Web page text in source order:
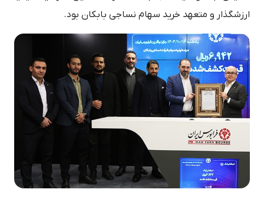
ارزشگذار و متعهد خرید سهام نساجی بابکان بود.